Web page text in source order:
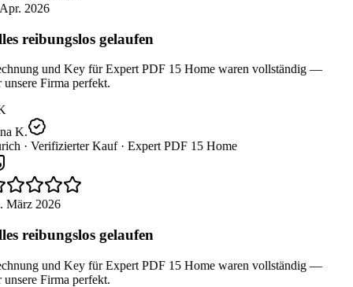
2026
reibungslos gelaufen
und Key für Expert PDF 15 Home waren vollständig —
Firma perfekt.
K.
· Verifizierter Kauf · Expert PDF 15 Home
März 2026
reibungslos gelaufen
und Key für Expert PDF 15 Home waren vollständig —
Firma perfekt.